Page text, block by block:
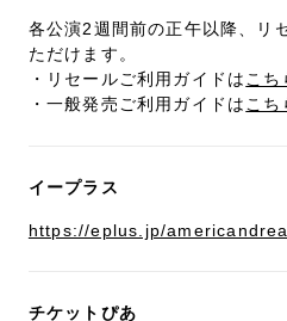
各公演2週間前の正午以降、リ
ただけます。
・リセールご利用ガイドは こち
・一般発売ご利用ガイドは こち
イープラス
https://eplus.jp/
チケットぴあ